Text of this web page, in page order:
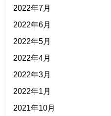
2022年7月
2022年6月
2022年5月
2022年4月
2022年3月
2022年1月
2021年10月